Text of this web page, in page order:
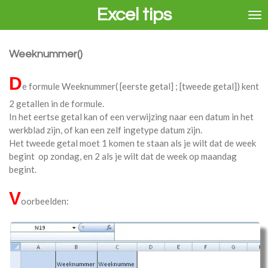
de
Excel tips
Weeknummer()
De formule Weeknummer( [eerste getal] ; [tweede getal]) kent
2 getallen in de formule.
In het eertse getal kan of een verwijzing naar een datum in het
werkblad zijn, of kan een zelf ingetype datum zijn.
Het tweede getal moet 1 komen te staan als je wilt dat de week
begint op zondag, en 2 als je wilt dat de week op maandag
begint.
Voorbeelden: